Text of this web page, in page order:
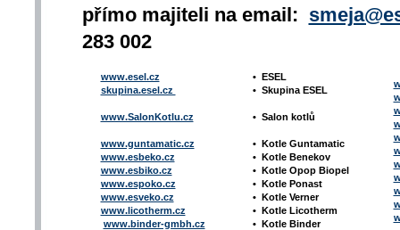
přímo majiteli na email:
283 002
www.esel.cz
skupina.esel.cz
www.SalonKotlu.cz
www.guntamatic.cz
www.esbeko.cz
www.esbiko.cz
www.espoko.cz
www.esveko.cz
www.licotherm.cz
www.binder-gmbh.cz
• ESEL
• Skupina ESEL
• Salon kotlů
• Kotle Guntamatic
• Kotle Benekov
• Kotle Opop Biopel
• Kotle Ponast
• Kotle Verner
• Kotle Licotherm
• Kotle Binder